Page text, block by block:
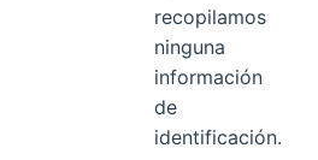
recopilamos
ninguna
información
de
identificación.